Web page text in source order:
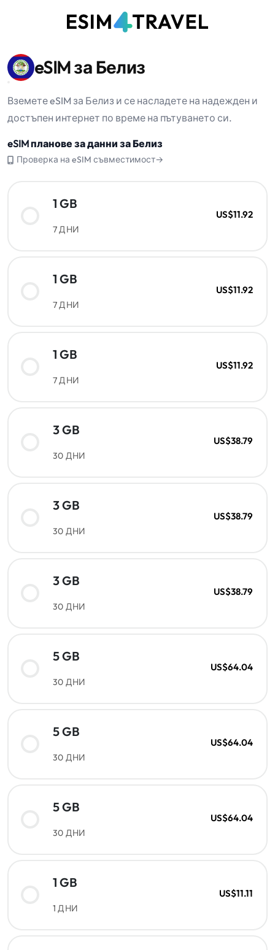
eSIM за Белиз
Вземете eSIM за Белиз и се насладете на надежден и
достъпен интернет по време на пътуването си.
eSIM планове за данни за Белиз
Проверка на eSIM съвместимост→
1 GB
7 ДНИ
US$11.92
1 GB
7 ДНИ
US$11.92
1 GB
7 ДНИ
US$11.92
3 GB
30 ДНИ
US$38.79
3 GB
30 ДНИ
US$38.79
3 GB
30 ДНИ
US$38.79
5 GB
30 ДНИ
US$64.04
5 GB
30 ДНИ
US$64.04
5 GB
30 ДНИ
US$64.04
1 GB
1 ДНИ
US$11.11